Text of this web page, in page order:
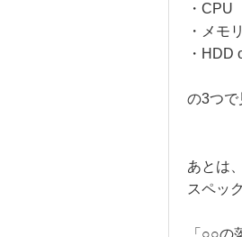
・CPU
・メ
・
の3つで
あとは
スペッ
「○○の